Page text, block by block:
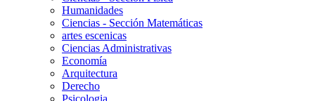
Humanidades
Ciencias - Sección Matemáticas
artes escenicas
Ciencias Administrativas
Economía
Arquitectura
Derecho
Psicologia